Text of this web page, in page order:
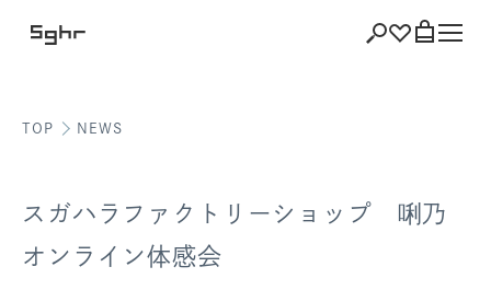
ショッピング バッグを見る
TOP NEWS
スガハラファクトリーショップ 唎乃
オンライン体感会